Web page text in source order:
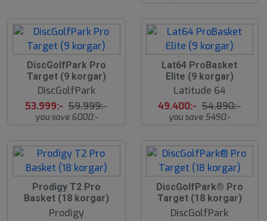
DiscGolfPark Pro
Target (9 korgar)
DiscGolfPark
53.999:- 59.999:-
you save 6000:-
Lat64 ProBasket
Elite (9 korgar)
Latitude 64
49.400:- 54.890:-
you save 5490:-
Prodigy T2 Pro
Basket (18 korgar)
Prodigy
DiscGolfPark® Pro
Target (18 korgar)
DiscGolfPark